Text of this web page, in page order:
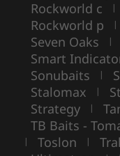
Rockworld c |
Rockworld p |
Seven Oaks |
Smart
Sonubaits |
Stalomax |
Strategy |
TB Baits -
| Toslon |